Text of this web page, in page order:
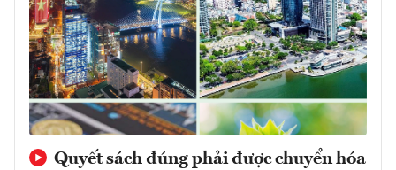
Quyết sách đúng phải được chuyển hóa